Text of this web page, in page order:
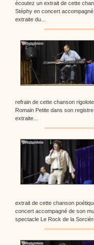
écoutez un extrait de cette
Stéphy en concert
extraite du...
refrain de cette chanson
Romain Petite dans son
extraite...
extrait de cette chanson
concert accompagné de son
spectacle Le Rock de la